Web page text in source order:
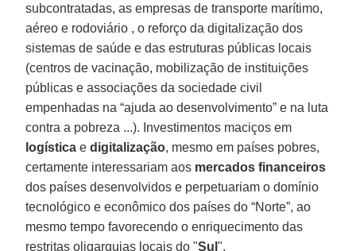
subcontratadas, as empresas de transporte marítimo,
aéreo e rodoviário , o reforço da digitalização dos
sistemas de saúde e das estruturas públicas locais
(centros de vacinação, mobilização de instituições
públicas e associações da sociedade civil
empenhadas na “ajuda ao desenvolvimento” e na luta
contra a pobreza ...). Investimentos maciços em
logística edigitalização, mesmo em países pobres,
certamente interessariam aos mercados financeiros
dos países desenvolvidos e perpetuariam o domínio
tecnológico e econômico dos países do “Norte”, ao
mesmo tempo favorecendo o enriquecimento das
restritas oligarquias locais do "Sul".